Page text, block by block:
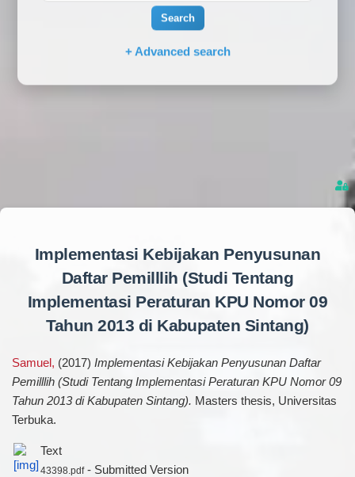
Search
+ Advanced search
Implementasi Kebijakan Penyusunan
Daftar Pemilllih (Studi Tentang
Implementasi Peraturan KPU Nomor 09
Tahun 2013 di Kabupaten Sintang)
Samuel, (2017) Implementasi Kebijakan Penyusunan Daftar
Pemilllih (Studi Tentang Implementasi Peraturan KPU Nomor 09
Tahun 2013 di Kabupaten Sintang). Masters thesis, Universitas
Terbuka.
Text
43398.pdf- Submitted Version